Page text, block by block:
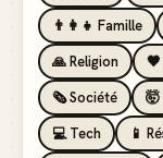
👨‍👩‍👧 Famille
🙏 Religion
🗞️ Société
🤯
💻 Tech
📱